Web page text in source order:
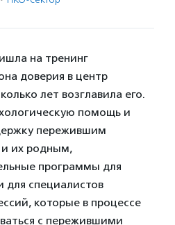
на тренинг
доверия в центр
лет возглавила его.
помощь и
пережившим
и их родным,
программы для
специалистов
которые в процессе
с пережившими